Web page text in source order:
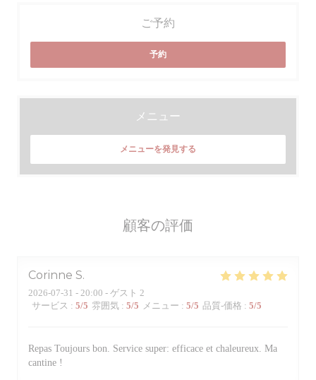
顧客の評価
Corinne S
2026-07-31 - 20:00 - ゲスト 2
サービス : 5/5 雰囲気 : 5/5 メニュー : 5/5 品質-価格 : 5/5
Repas Toujours bon. Service super: efficace et chaleureux. Ma
cantine !
ご予約
予約
メニュー
メニューを発見する